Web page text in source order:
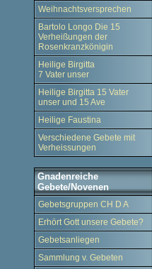
Weihnachtsversprechen
Bartolo Longo Die 15
Verheißungen der
Rosenkranzkönigin
Heilige Birgitta
7 Vater unser
Heilige Birgitta 15 Vater
unser und 15 Ave
Heilige Faustina
Verschiedene Gebete mit
Verheissungen
Gnadenreiche
Gebete/Novenen
Gebetsgruppen CH D A
Erhört Gott unsere Gebete?
Gebetsanliegen
Sammlung v. Gebeten